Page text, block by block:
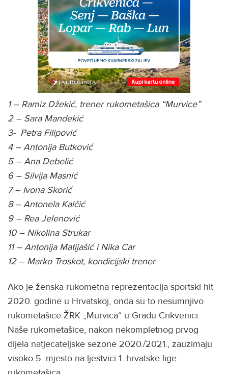
1 – Ramiz Džekić, trener rukometašica “Murvice”
2 – Sara Mandekić
3- Petra Filipović
4 – Antonija Butković
5 – Ana Debelić
6 – Silvija Masnić
7 – Ivona Skorić
8 – Antonela Kalčić
9 – Rea Jelenović
10 – Nikolina Strukar
11 – Antonija Matijašić i Nika Car
12 – Marko Troskot, kondicijski trener
Ako je ženska rukometna reprezentacija sportski hit
2020. godine u Hrvatskoj, onda su to nesumnjivo
rukometašice ŽRK „Murvica“ u Gradu Crikvenici.
Naše rukometašice, nakon nekompletnog prvog
dijela natjecateljske sezone 2020./2021., zauzimaju
visoko 5. mjesto na ljestvici 1. hrvatske lige